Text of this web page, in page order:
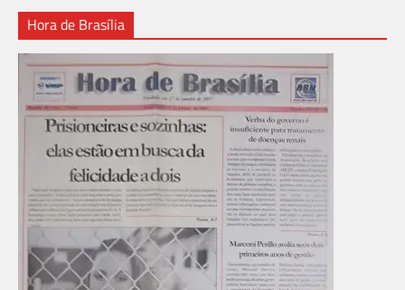
Hora de Brasília